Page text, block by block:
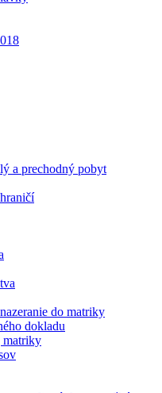
a prechodný pobyt
do matriky
dokladu
matriky